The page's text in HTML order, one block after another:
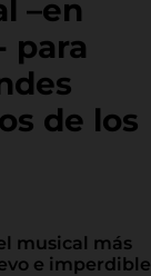
–en
para
de los
musical más
e imperdible